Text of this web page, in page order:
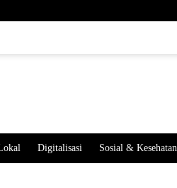
Digitalisasi Sosial & Kesehatan